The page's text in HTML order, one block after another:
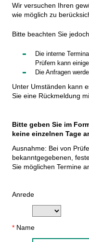
Wir versuchen Ihren
wie möglich zu
Bitte beachten Sie
Die interne
Prüfern kann
Die Anfragen
Unter Umständen kann
Sie eine Rückmeldung
Bitte geben Sie im
keine einzelnen Tage
Ausnahme: Bei von
bekanntgegebenen,
Sie möglichen Termine
Anrede
* Name